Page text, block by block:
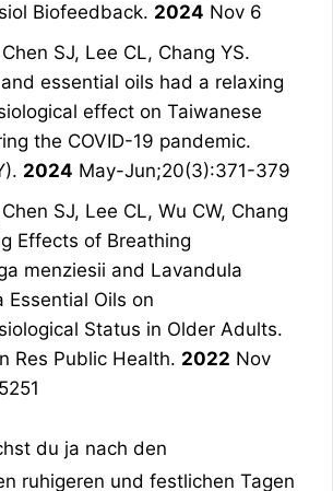
Biofeedback. 2024 Nov 6
SJ, Lee CL, Chang YS.
essential oils had a relaxing
effect on Taiwanese
the COVID-19 pandemic.
2024 May-Jun;20(3):371-379
SJ, Lee CL, Wu CW, Chang
Effects of Breathing
menziesii and Lavandula
Essential Oils on
Status in Older Adults.
Res Public Health. 2022 Nov
du ja nach den
ruhigeren und festlichen Tagen